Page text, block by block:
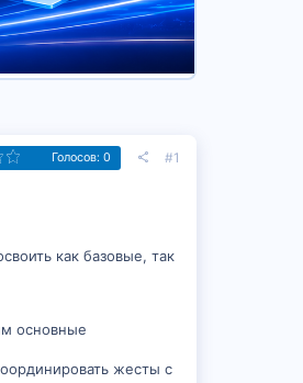
Голосов: 0 #1
как базовые, так
основные
жесты с